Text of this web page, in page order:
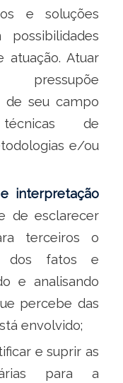
e soluções
atuação. Atuar
de seu campo
de
e/ou
interpretação
de esclarecer
terceiros o
dos fatos e
e analisando
percebe das
envolvido;
e suprir as
para a